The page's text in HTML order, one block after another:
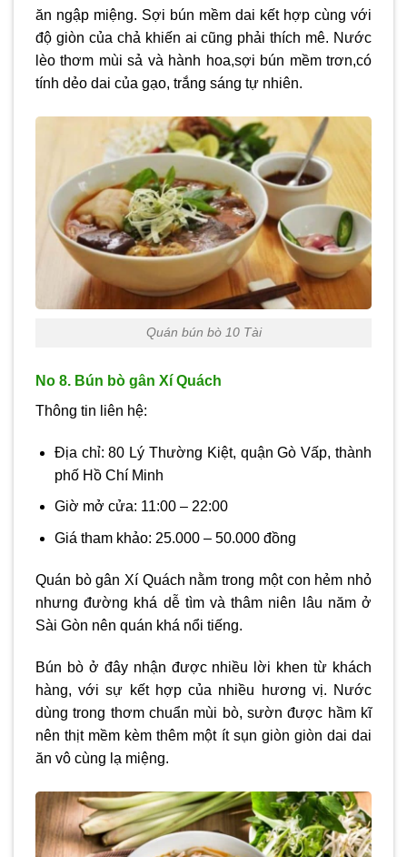
ăn ngập miệng. Sợi bún mềm dai kết hợp cùng với
độ giòn của chả khiến ai cũng phải thích mê. Nước
lèo thơm mùi sả và hành hoa,sợi bún mềm trơn,có
tính dẻo dai của gạo, trắng sáng tự nhiên.
Quán bún bò 10 Tài
No 8. Bún bò gân Xí Quách
Thông tin liên hệ:
Địa chỉ: 80 Lý Thường Kiệt, quận Gò Vấp, thành
phố Hồ Chí Minh
Giờ mở cửa: 11:00 – 22:00
Giá tham khảo: 25.000 – 50.000 đồng
Quán bò gân Xí Quách nằm trong một con hẻm nhỏ
nhưng đường khá dễ tìm và thâm niên lâu năm ở
Sài Gòn nên quán khá nổi tiếng.
Bún bò ở đây nhận được nhiều lời khen từ khách
hàng, với sự kết hợp của nhiều hương vị. Nước
dùng trong thơm chuẩn mùi bò, sườn được hầm kĩ
nên thịt mềm kèm thêm một ít sụn giòn giòn dai dai
ăn vô cùng lạ miệng.